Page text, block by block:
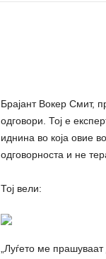
Брајант Вокер Смит,
одговори. Тој е
иднина во која овие
одговорноста и не
Тој вели:
„Луѓето ме